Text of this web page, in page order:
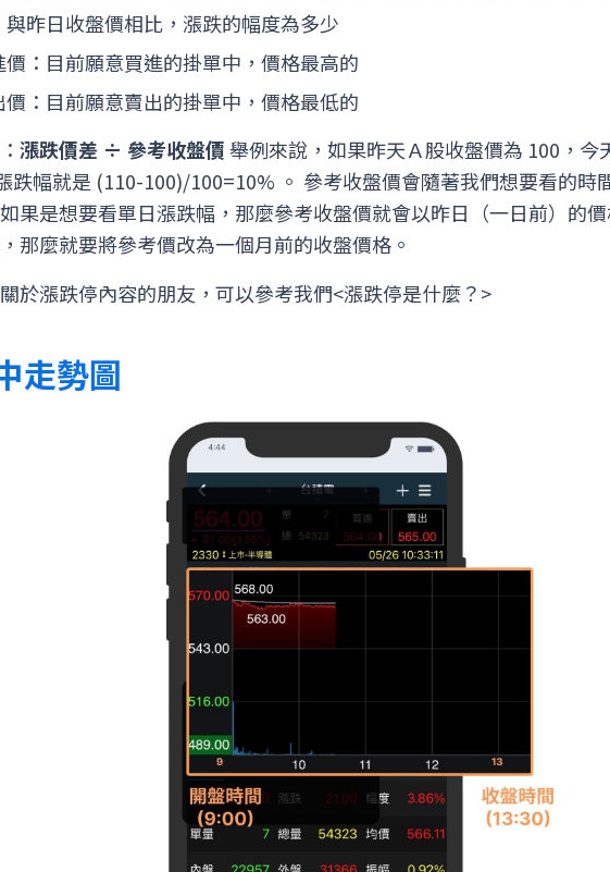
與昨日收盤價相比，漲跌的幅度為多少
價：目前願意買進的掛單中，價格最高的
價：目前願意賣出的掛單中，價格最低的
漲跌價差 ÷ 參考收盤價舉例來說，如果昨天Ａ股收盤價為 100，今
跌幅就是 (110-100)/100=10% 。 參考收盤價會隨著我們想要看的時
果是想要看單日漲跌幅，那麼參考收盤價就會以昨日（一日前）的
那麼就要將參考價改為一個月前的收盤價格。
於漲跌停內容的朋友，可以參考我們<漲跌停是什麼？>
走勢圖